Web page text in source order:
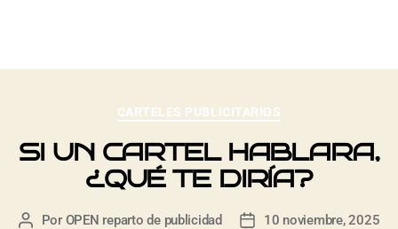
CARTELES PUBLICITARIOS
SI UN CARTEL HABLARA,
¿QUÉ TE DIRÍA?
Por OPEN reparto de publicidad 10 noviembre, 2025